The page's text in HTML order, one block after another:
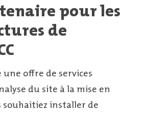
pour les
de
une offre de services
du site à la mise en
souhaitiez installer de